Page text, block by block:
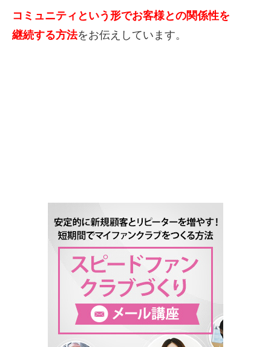
コミュニティという形でお客様との関係性を
継続する方法をお伝えしています。